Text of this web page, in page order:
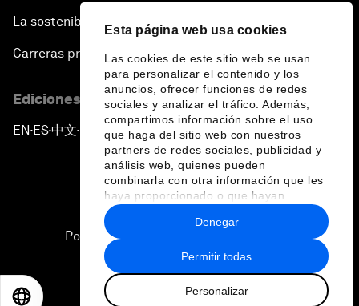
Esta página web usa cookies
Las cookies de este sitio web se usan
para personalizar el contenido y los
anuncios, ofrecer funciones de redes
sociales y analizar el tráfico. Además,
compartimos información sobre el uso
que haga del sitio web con nuestros
partners de redes sociales, publicidad y
análisis web, quienes pueden
combinarla con otra información que les
haya proporcionado o que hayan
recopilado a partir del uso que haya
hecho de sus servicios.
Permitir todas
Personalizar
Denegar
La sostenibilidad en el Foro
Carreras profesionales
Ediciones en otros idiomas
EN ▪ ES▪中文▪ 日本語
Política de privacidad y normas de uso
2026 Foro Económico Mundial